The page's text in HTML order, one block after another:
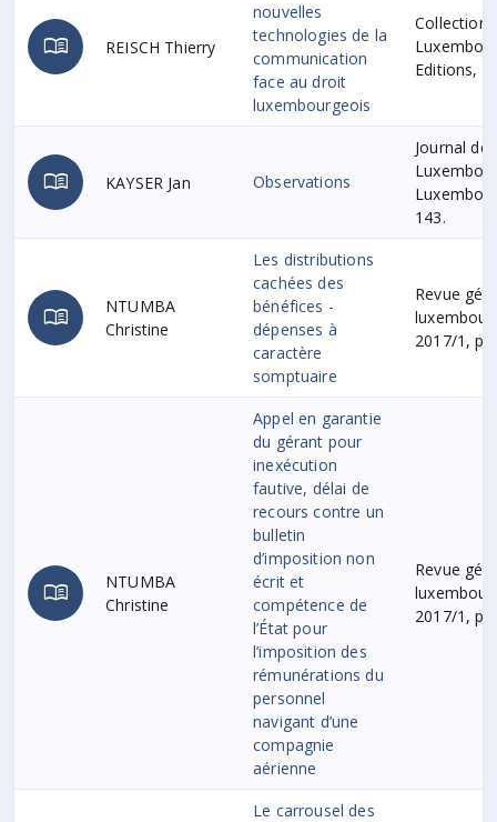
menu_book REISCH Thierry
nouvelles
technologies de la
communication
face au droit
luxembourgeois
Collection
Editions,
menu_book KAYSER Jan Observations
Journal
143.
menu_book
NTUMBA
Christine
Les distributions
cachées des
bénéfices -
dépenses à
caractère
somptuaire
Revue
2017/1, p.
menu_book
NTUMBA
Christine
Appel en garantie
du gérant pour
inexécution
fautive, délai de
recours contre un
bulletin
d’imposition non
écrit et
compétence de
l’État pour
l’imposition des
rémunérations du
personnel
navigant d’une
compagnie
aérienne
Revue
2017/1, p.
Le carrousel des